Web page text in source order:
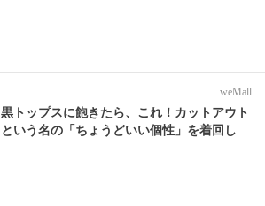
weMall
黒トップスに飽きたら、これ！カットアウト
という名の「ちょうどいい個性」を着回し